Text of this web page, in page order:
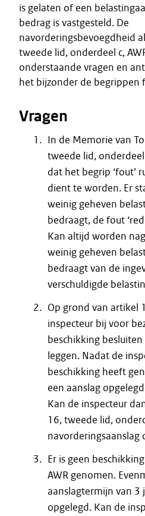
is gelaten of een
bedrag is vastgesteld. De
navorderingsbevoegdheid
tweede lid, onderdeel c,
onderstaande vragen en
het bijzonder de begrippen
Vragen
In de Memorie van
tweede lid,
dat het begrip ‘fout’
dient te worden. Er
weinig geheven
bedraagt, de fout
Kan altijd worden
weinig geheven
bedraagt van de
verschuldigde
Op grond van artikel
inspecteur bij voor
beschikking
leggen. Nadat de
beschikking heeft
een aanslag
Kan de inspecteur
16, tweede lid,
navorderingsaanslag
Er is geen
AWR genomen.
aanslagtermijn van 3
opgelegd. Kan de